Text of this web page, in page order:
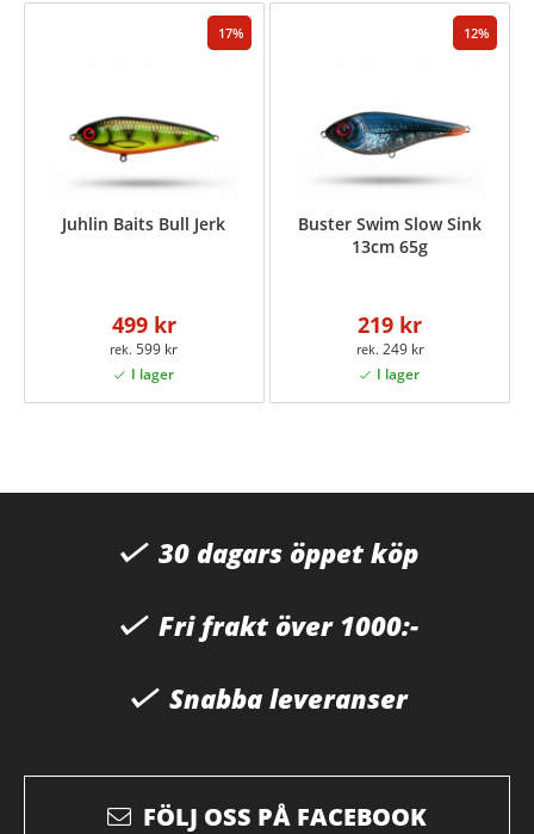
17
Juhlin Baits Bull Jerk
499 kr
599 kr
12
Buster Swim Slow Sink
13cm 65g
219 kr
249 kr
30 dagars öppet köp
Fri frakt över 1000:-
Snabba leveranser
FÖLJ OSS PÅ FACEBOOK